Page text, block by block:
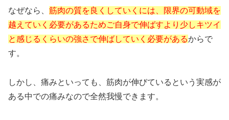
なぜなら、 筋肉の質を良くしていくには、限界の可動域を
越えていく必要があるためご自身で伸ばすより少しキツイ
と感じるくらいの強さで伸ばしていく必要があるからで
す。
しかし、痛みといっても、筋肉が伸びているという実感が
ある中での痛みなので全然我慢できます。